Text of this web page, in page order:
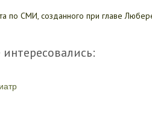
по СМИ, созданного при главе